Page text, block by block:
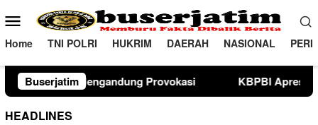
ke
konten
Menu
Mobile
Home TNI POLRI HUKRIM DAERAH NASIONAL
Buserjatim
Provokasi KBPBI Apresiasi Komitmen Kapolri
HEADLINES